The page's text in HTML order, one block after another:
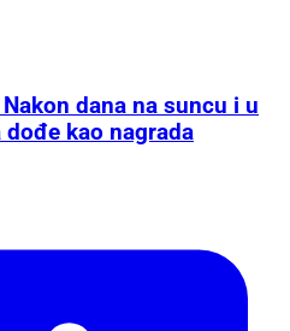
dana na suncu i u
kao nagrada